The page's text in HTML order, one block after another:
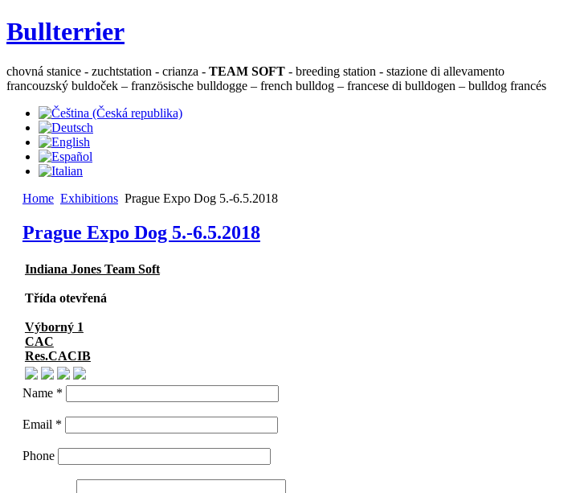
Bullterrier
chovná stanice - zuchtstation - crianza - TEAM SOFT - breeding station - stazione di allevamento
francouzský buldoček – französische bulldogge – french bulldog – francese di bulldogen – bulldog francés
Home Exhibitions Prague Expo Dog 5.-6.5.2018
Prague Expo Dog 5.-6.5.2018
Indiana Jones Team Soft
Třída otevřená
Výborný 1
CAC
Res.CACIB
Name *
Email *
Phone